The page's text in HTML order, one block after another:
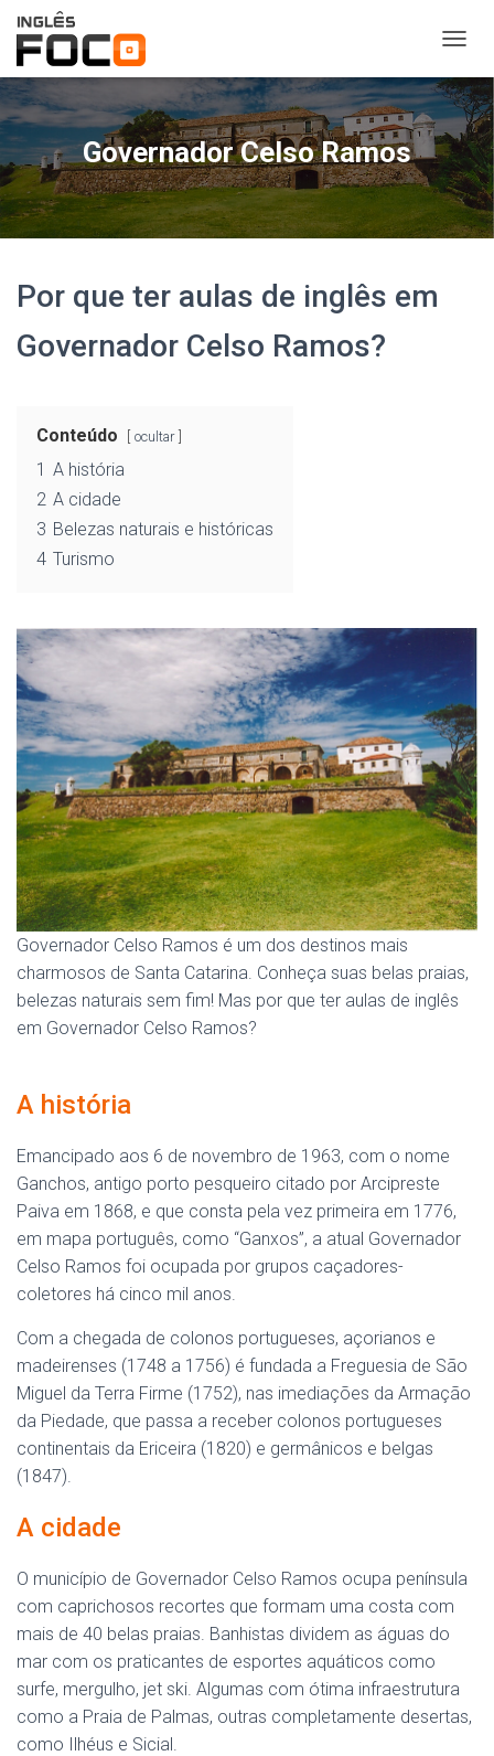
L
T
E
R
N
A
R
N
Governador Celso Ramos
Por que ter aulas de inglês em
Governador Celso Ramos?
Conteúdo ocultar
1 A história
2 A cidade
3 Belezas naturais e históricas
4 Turismo
Governador Celso Ramos é um dos destinos mais
charmosos de Santa Catarina. Conheça suas belas praias,
belezas naturais sem fim! Mas por que ter aulas de inglês
em Governador Celso Ramos?
A história
Emancipado aos 6 de novembro de 1963, com o nome
Ganchos, antigo porto pesqueiro citado por Arcipreste
Paiva em 1868, e que consta pela vez primeira em 1776,
em mapa português, como “Ganxos”, a atual Governador
Celso Ramos foi ocupada por grupos caçadores-
coletores há cinco mil anos.
Com a chegada de colonos portugueses, açorianos e
madeirenses (1748 a 1756) é fundada a Freguesia de São
Miguel da Terra Firme (1752), nas imediações da Armação
da Piedade, que passa a receber colonos portugueses
continentais da Ericeira (1820) e germânicos e belgas
(1847).
A cidade
O município de Governador Celso Ramos ocupa península
com caprichosos recortes que formam uma costa com
mais de 40 belas praias. Banhistas dividem as águas do
mar com os praticantes de esportes aquáticos como
surfe, mergulho, jet ski. Algumas com ótima infraestrutura
como a Praia de Palmas, outras completamente desertas,
como Ilhéus e Sicial.